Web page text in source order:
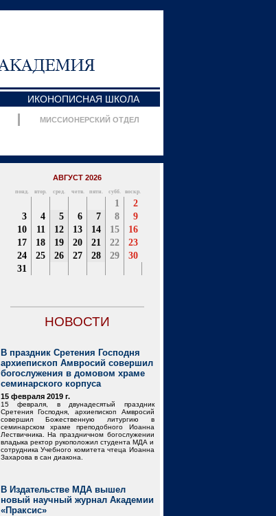
ИКОНОПИСНАЯ ШКОЛА
МИССИОНЕРСКИЙ ОТДЕЛ
АВГУСТ 2026
понд. втор. сред. четв. пятн. субб. воскр.
1
2
3
4 5 6 7 8
9
10
11 12 13 14 15
16
17
18 19 20 21 22
23
24
25 26 27 28 29
30
31
НОВОСТИ
В праздник Сретения Господня
архиепископ Амвросий совершил
богослужения в домовом храме
семинарского корпуса
15 февраля 2019 г.
15 февраля, в двунадесятый праздник
Сретения Господня, архиепископ Амвросий
совершил Божественную литургию в
семинарском храме преподобного Иоанна
Лествичника. На праздничном богослужении
владыка ректор рукоположил студента МДА и
сотрудника Учебного комитета чтеца Иоанна
Захарова в сан диакона.
В Издательстве МДА вышел
новый научный журнал Академии
«Праксис»